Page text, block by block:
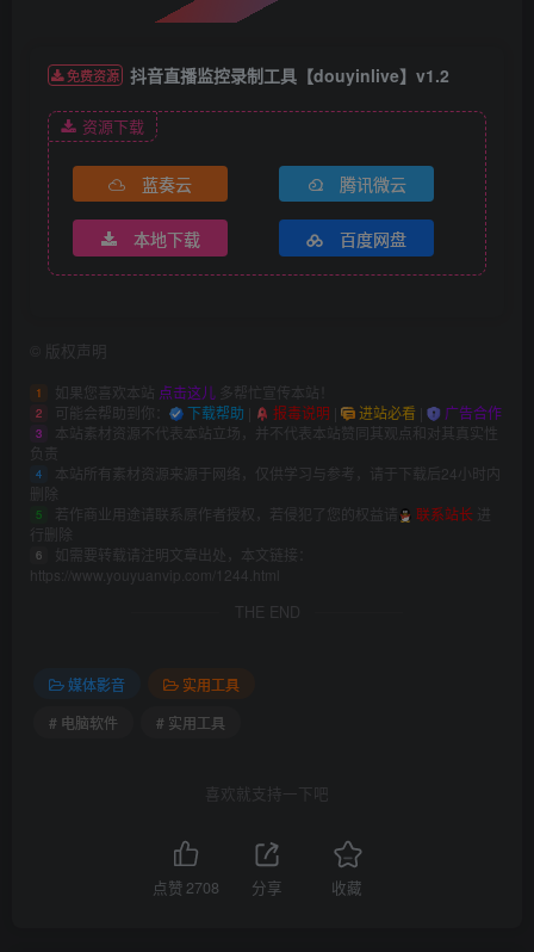
免费资源 抖音直播监控录制工具【douyinlive】v1.2
资源下载
蓝奏云 腾讯微云
本地下载 百度网盘
版权声明
1 如果您喜欢本站 点击这儿 多帮忙宣传本站！
2 可能会帮助到你： 下载帮助 报毒说明 | 进站必看 | 广告合作
3
本站素材资源不代表本站立场，并不代表本站赞同其观点和对其真实性
负责
4
本站所有素材资源来源于网络，仅供学习与参考，请于下载后24小时内
删除
5 若作商业用途请联系原作者授权，若侵犯了您的权益请 联系站长 进
行删除
6
如需要转载请注明文章出处，本文链接：
https://www.youyuanvip.com/1244.html
THE END
媒体影音
实用工具
# 电脑软件
# 实用工具
喜欢就支持一下吧
点赞 2708 分享 收藏